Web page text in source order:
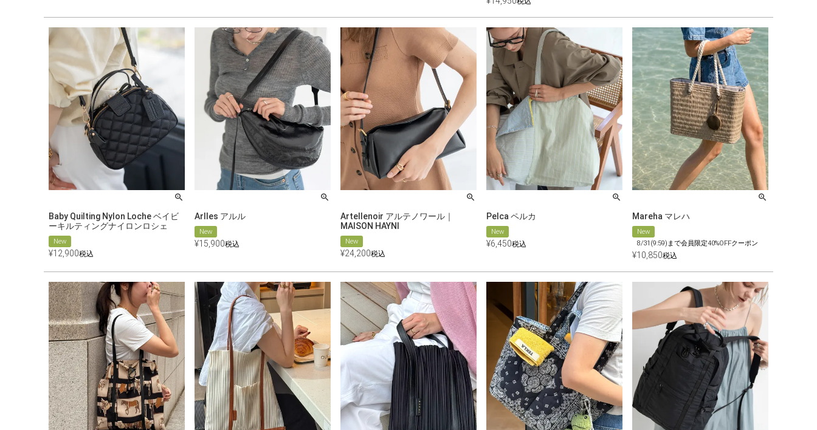
Baby Quilting Nylon Loche ベイビ
ーキルティングナイロンロシェ
New
¥12,900税込
Arlles アルル
New
¥15,900税込
Artellenoir アルテノワール｜
MAISON HAYNI
New
¥24,200税込
Pelca ペルカ
New
¥6,450税込
Mareha マレハ
New
8/31(9:59)まで会員限定40%OFFクーポン
¥10,850税込